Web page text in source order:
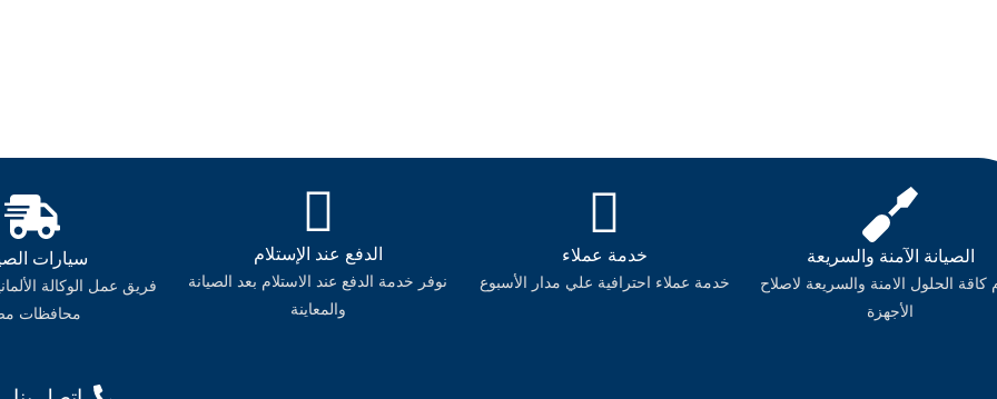
الصيانة الآمنة والسريعة
كاقة الحلول الامنة والسريعة لاصلاح
الأجهزة
خدمة عملاء
خدمة عملاء احترافية علي مدار الأسبوع
الدفع عند الإستلام
نوفر خدمة الدفع عند الاستلام بعد الصيانة
والمعاينة
سيارات
فريق عمل الوكالة
محافظات